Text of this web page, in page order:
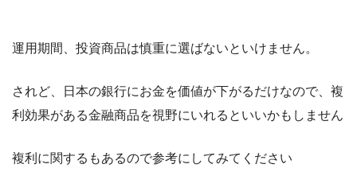
運用期間、投資商品は慎重に選ばないといけません。
されど、日本の銀行にお金を価値が下がるだけなので、複
利効果がある金融商品を視野にいれるといいかもしません
複利に関するもあるので参考にしてみてください